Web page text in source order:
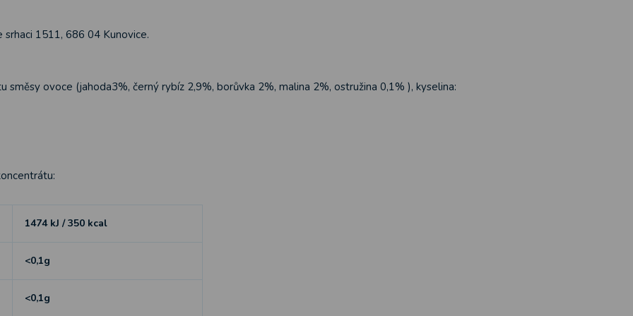
srhaci 1511, 686 04 Kunovice.
směsy ovoce (jahoda3%, černý rybíz 2,9%, borůvka 2%, malina 2%, ostružina 0,1% ), kyselina:
1474 kJ / 350 kcal
<0,1g
<0,1g